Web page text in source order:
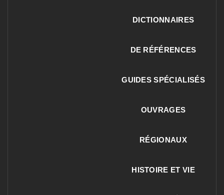
DICTIONNAIRES
DE RÉFÉRENCES
GUIDES SPÉCIALISÉS
OUVRAGES
RÉGIONAUX
HISTOIRE ET VIE